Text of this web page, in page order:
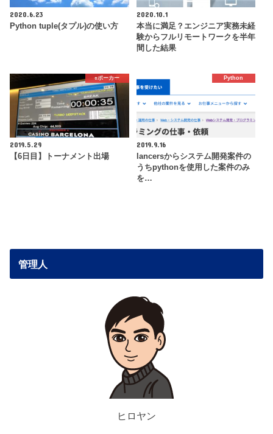
2020.6.23
Python tuple(タプル)の使い方
2020.10.1
本当に満足？エンジニア実務未経
験からフルリモートワークを半年
間した結果
♠️ポーカー
2019.5.29
【6日目】トーナメント出場
Python
2019.9.16
lancersからシステム開発案件の
うちpythonを使用した案件のみ
を…
管理人
ヒロヤン